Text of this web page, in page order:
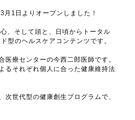
1日よりオープンしました！
、そして頭と、日頃からトータル
型のヘルスケアコンテンツです。
療センターの今西二郎医師です。
るそれぞれ個人に合った健康維持法
世代型の健康創生プログラムで、